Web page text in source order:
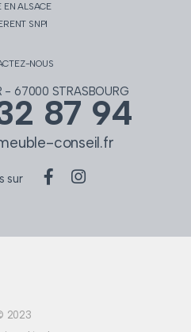
EN ALSACE
SNPI
NOUS
- 67000 STRASBOURG
87 94
conseil.fr
sur
2023